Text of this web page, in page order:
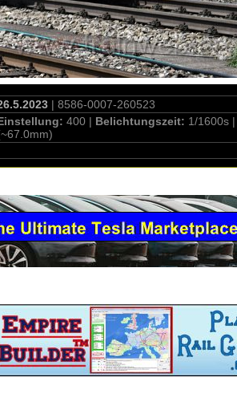
| 8586-0007-260523
400 | Belichtungszeit: 1/1600s |